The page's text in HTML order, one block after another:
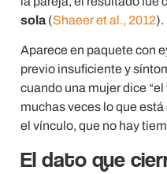
sola (Shaeer et al., 2012).
Aparece en paquete con
previo insuficiente y
cuando una mujer dice
muchas veces lo que
el vínculo, que no hay
El dato que